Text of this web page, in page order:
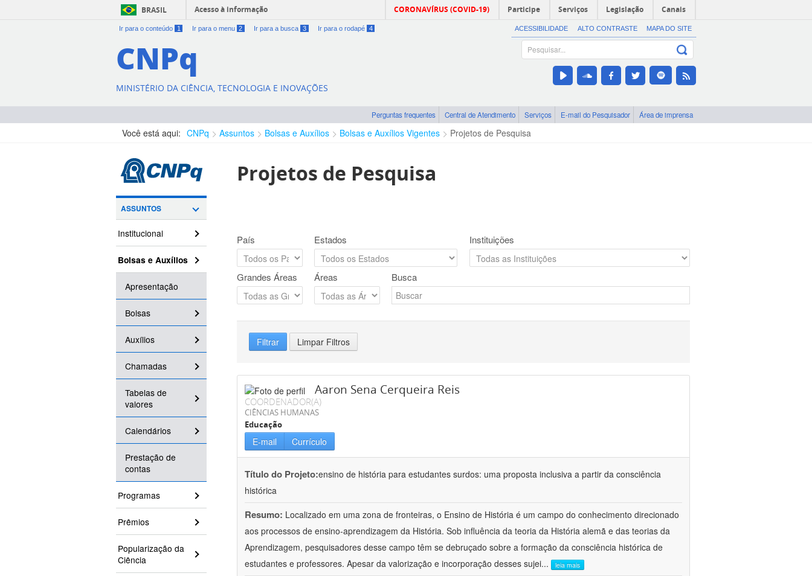
BRASIL Acesso à informação CORONAVÍRUS (COVID-19) Participe Serviços Legislação Canais
Ir para o conteúdo 1 Ir para o menu 2 Ir para a busca 3 Ir para o rodapé 4 ACESSIBILIDADE ALTO CONTRASTE MAPA DO SITE
CNPq
MINISTÉRIO DA CIÊNCIA, TECNOLOGIA E INOVAÇÕES
Perguntas frequentes Central de Atendimento Serviços E-mail do Pesquisador Área de imprensa
Você está aqui: CNPq Assuntos Bolsas e Auxílios Bolsas e Auxílios Vigentes Projetos de Pesquisa
ASSUNTOS
Institucional
Bolsas e Auxílios
Apresentação
Bolsas
Auxílios
Chamadas
Tabelas de
valores
Calendários
Prestação de
contas
Programas
Prêmios
Popularização da
Ciência
Projetos de Pesquisa
País Estados Instituições
Grandes Áreas Áreas Busca
Filtrar Limpar Filtros
Aaron Sena Cerqueira Reis
COORDENADOR(A)
CIÊNCIAS HUMANAS
Educação
E-mail Currículo
Título do Projeto:ensino de história para estudantes surdos: uma proposta inclusiva a partir da consciência
histórica
Resumo: Localizado em uma zona de fronteiras, o Ensino de História é um campo do conhecimento direcionado
aos processos de ensino-aprendizagem da História. Sob influência da teoria da História alemã e das teorias da
Aprendizagem, pesquisadores desse campo têm se debruçado sobre a formação da consciência histórica de
estudantes e professores. Apesar da valorização e incorporação desses sujei... leia mais